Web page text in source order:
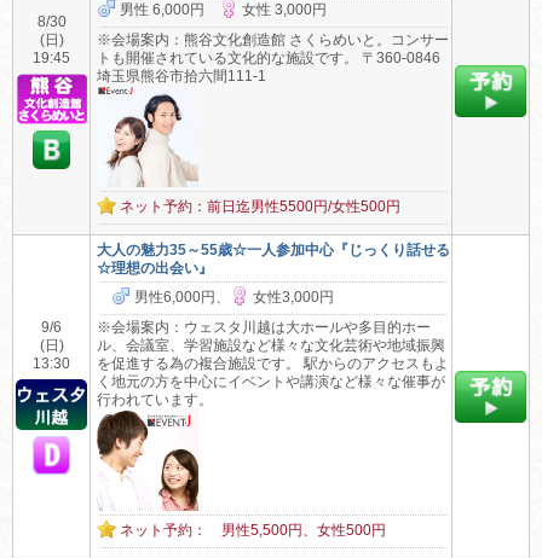
8/30
(日)
19:45
男性 6,000円
女性 3,000円
※会場案内：熊谷文化創造館 さくらめいと。コンサー
トも開催されている文化的な施設です。 〒360-0846
埼玉県熊谷市拾六間111-1
ネット予約：前日迄男性5500円/女性500円
9/6
(日)
13:30
大人の魅力35～55歳☆一人参加中心『じっくり話せる
☆理想の出会い』
男性6,000円、
女性3,000円
※会場案内：ウェスタ川越は大ホールや多目的ホー
ル、会議室、学習施設など様々な文化芸術や地域振興
を促進する為の複合施設です。 駅からのアクセスもよ
く地元の方を中心にイベントや講演など様々な催事が
行われています。
ネット予約： 男性5,500円、女性500円